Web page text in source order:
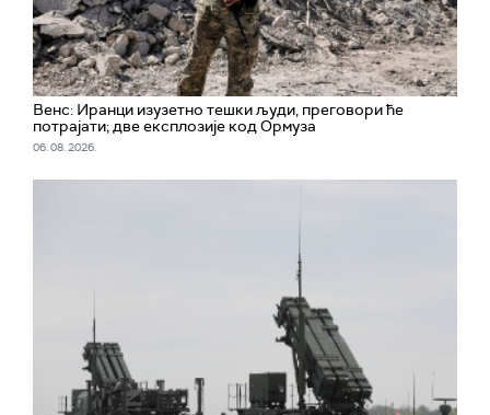
Венс: Иранци изузетно тешки људи, преговори ће
потрајати; две експлозије код Ормуза
06. 08. 2026.